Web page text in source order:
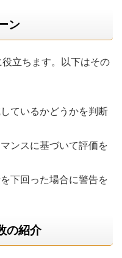
ン
立ちます。以下はその
ているかどうかを判断
ンスに基づいて評価を
下回った場合に警告を
の紹介